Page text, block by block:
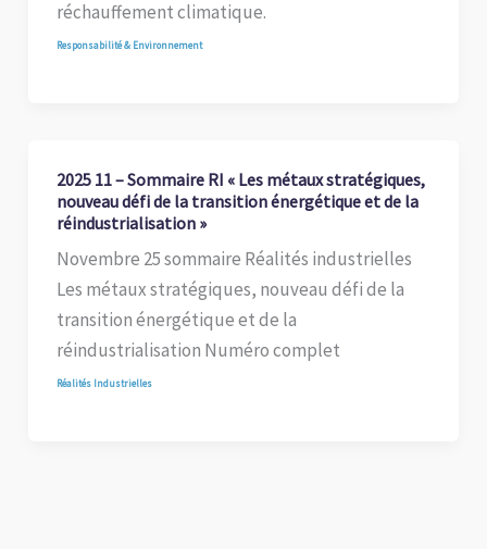
réchauffement climatique.
Responsabilité & Environnement
2025 11 – Sommaire RI « Les métaux stratégiques,
nouveau défi de la transition énergétique et de la
réindustrialisation »
Novembre 25 sommaire Réalités industrielles
Les métaux stratégiques, nouveau défi de la
transition énergétique et de la
réindustrialisation Numéro complet
Réalités Industrielles